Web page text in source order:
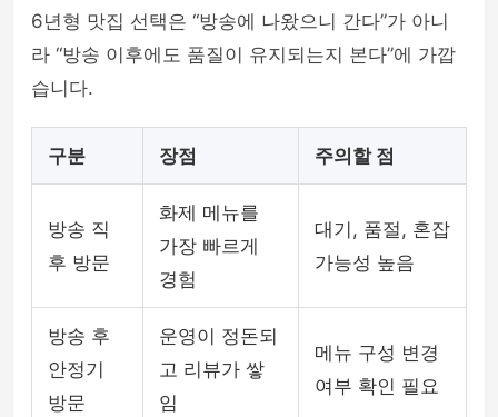
6년형 맛집 선택은 “방송에 나왔으니 간다”가 아니
라 “방송 이후에도 품질이 유지되는지 본다”에 가깝
습니다.
구분 장점 주의할 점
방송 직
후 방문
화제 메뉴를
가장 빠르게
경험
대기, 품절, 혼잡
가능성 높음
방송 후
안정기
방문
운영이 정돈되
고 리뷰가 쌓
임
메뉴 구성 변경
여부 확인 필요